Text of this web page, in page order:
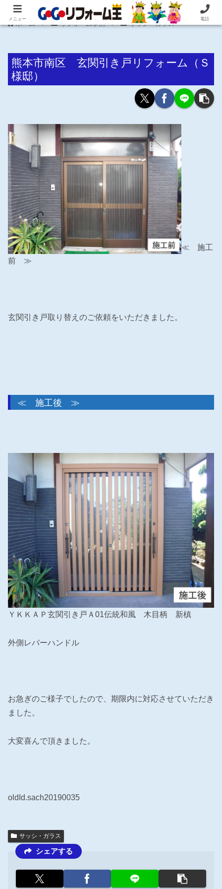
住まいの困ったを即解決！住宅リフォーム専門 株式会社 笠井産業
ホーム リフォーム事例 サッシ・ガラス
熊本市南区 玄関引き戸リフォーム（Ｓ
様邸）
≪ 施工
前 ≫
玄関引き戸取り替えのご依頼をいただきました。
≪ 施工後 ≫
ＹＫＫＡＰ玄関引き戸Ａ01伝統和風 木目柄 新槙
外側レバーハンドル
お急ぎのご様子でしたので、期限内に対応させていただき
ました。
大変喜んで頂きました。
oldId.sach20190035
サッシ・ガラス
シェアする
メニュー 電話